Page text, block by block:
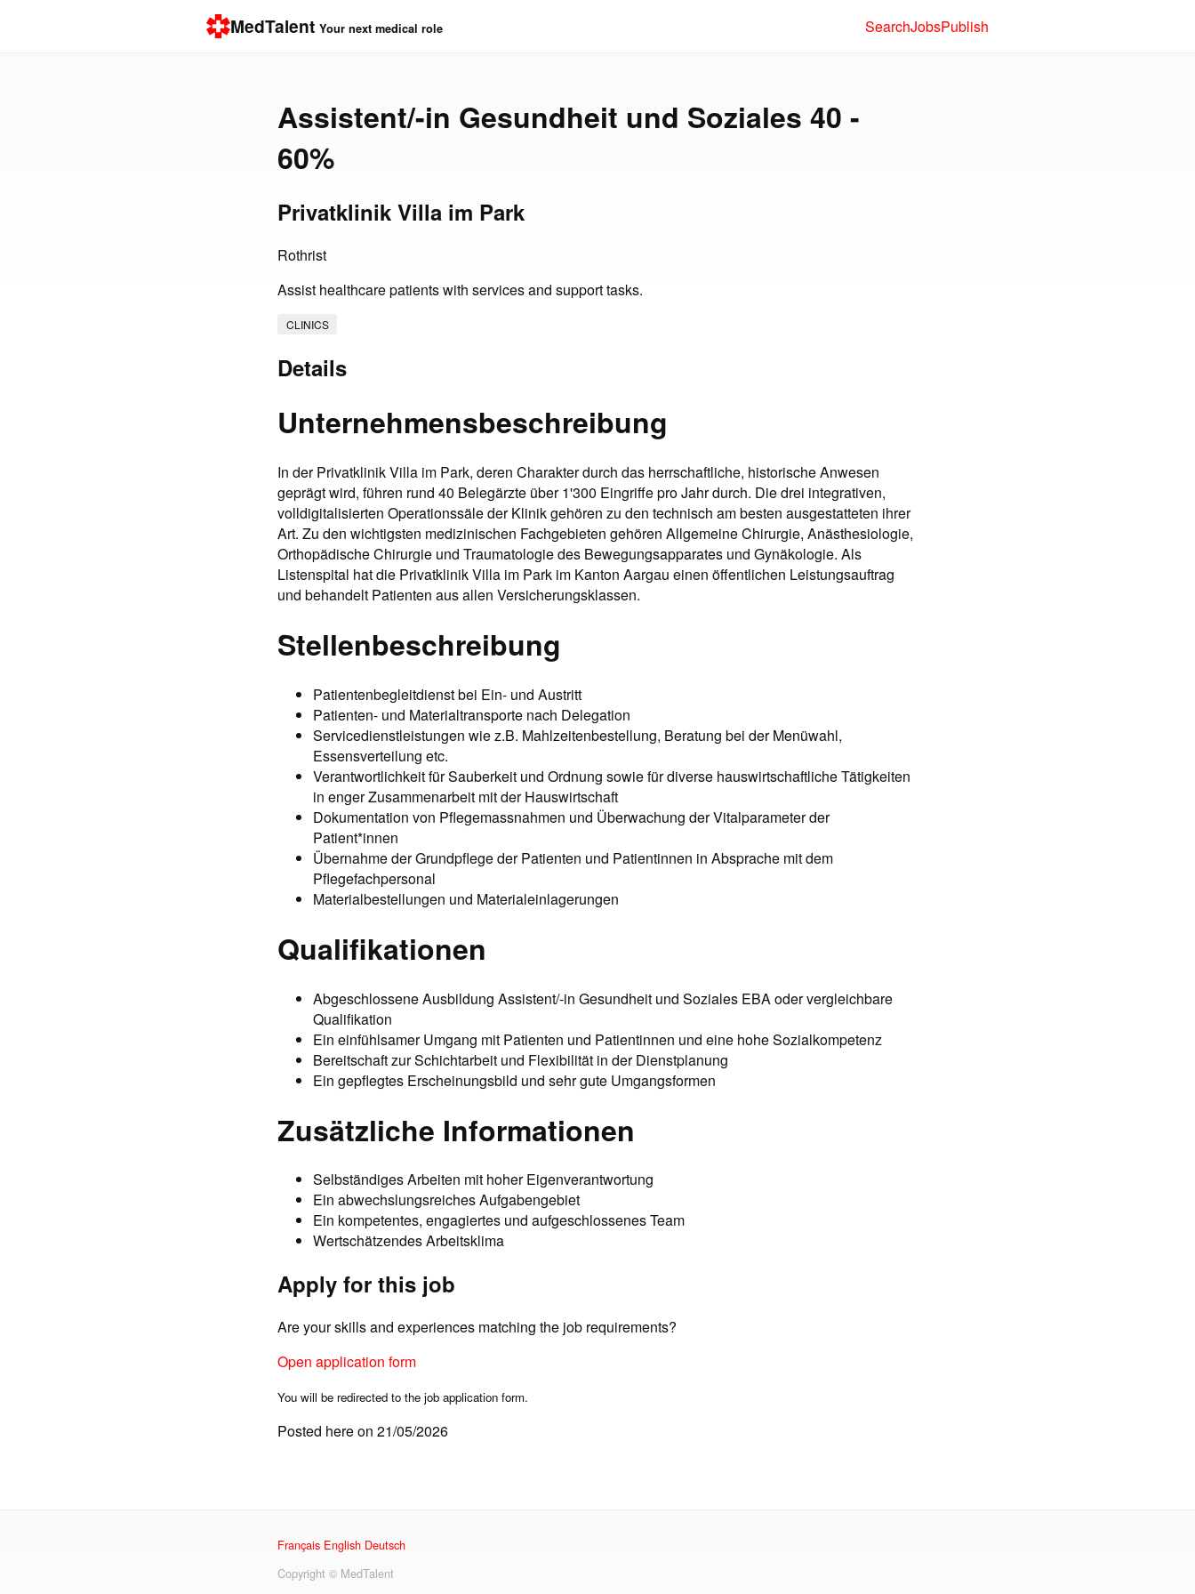
MedTalent Your next medical role SearchJobsPublish
Assistent/-in Gesundheit und Soziales 40 -
60%
Privatklinik Villa im Park
Rothrist
Assist healthcare patients with services and support tasks.
CLINICS
Details
Unternehmensbeschreibung
In der Privatklinik Villa im Park, deren Charakter durch das herrschaftliche, historische Anwesen
geprägt wird, führen rund 40 Belegärzte über 1'300 Eingriffe pro Jahr durch. Die drei integrativen,
volldigitalisierten Operationssäle der Klinik gehören zu den technisch am besten ausgestatteten ihrer
Art. Zu den wichtigsten medizinischen Fachgebieten gehören Allgemeine Chirurgie, Anästhesiologie,
Orthopädische Chirurgie und Traumatologie des Bewegungsapparates und Gynäkologie. Als
Listenspital hat die Privatklinik Villa im Park im Kanton Aargau einen öffentlichen Leistungsauftrag
und behandelt Patienten aus allen Versicherungsklassen.
Stellenbeschreibung
Patientenbegleitdienst bei Ein- und Austritt
Patienten- und Materialtransporte nach Delegation
Servicedienstleistungen wie z.B. Mahlzeitenbestellung, Beratung bei der Menüwahl,
Essensverteilung etc.
Verantwortlichkeit für Sauberkeit und Ordnung sowie für diverse hauswirtschaftliche Tätigkeiten
in enger Zusammenarbeit mit der Hauswirtschaft
Dokumentation von Pflegemassnahmen und Überwachung der Vitalparameter der
Patient*innen
Übernahme der Grundpflege der Patienten und Patientinnen in Absprache mit dem
Pflegefachpersonal
Materialbestellungen und Materialeinlagerungen
Qualifikationen
Abgeschlossene Ausbildung Assistent/-in Gesundheit und Soziales EBA oder vergleichbare
Qualifikation
Ein einfühlsamer Umgang mit Patienten und Patientinnen und eine hohe Sozialkompetenz
Bereitschaft zur Schichtarbeit und Flexibilität in der Dienstplanung
Ein gepflegtes Erscheinungsbild und sehr gute Umgangsformen
Zusätzliche Informationen
Selbständiges Arbeiten mit hoher Eigenverantwortung
Ein abwechslungsreiches Aufgabengebiet
Ein kompetentes, engagiertes und aufgeschlossenes Team
Wertschätzendes Arbeitsklima
Apply for this job
Are your skills and experiences matching the job requirements?
Open application form
You will be redirected to the job application form.
Posted here on 21/05/2026
Français English Deutsch
Copyright © MedTalent